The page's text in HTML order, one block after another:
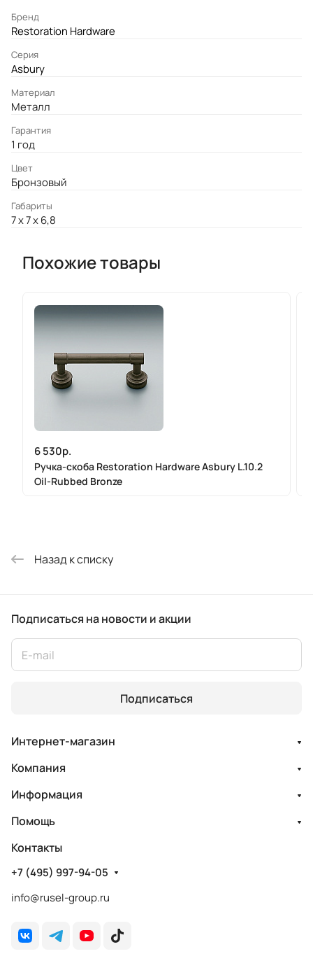
Бренд
Restoration Hardware
Серия
Asbury
Материал
Металл
Гарантия
1 год
Цвет
Бронзовый
Габариты
7 x 7 x 6,8
Похожие товары
6 530р.
Ручка-скоба Restoration Hardware Asbury L.10.2
Oil-Rubbed Bronze
Назад к списку
Подписаться на новости и акции
Подписаться
Интернет-магазин
Компания
Информация
Помощь
Контакты
+7 (495) 997-94-05
info@rusel-group.ru